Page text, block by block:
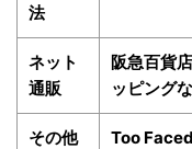
法
ネット
通販
阪急百貨
ッピング
その他 Too